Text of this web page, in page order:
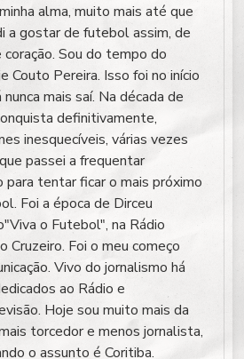
alma, muito mais até que
a gostar de futebol assim, de
Sou do tempo do
Couto Pereira. Isso foi no início
mais saí. Na década de
definitivamente,
inesquecíveis, várias vezes
passei a frequentar
para tentar ficar o mais próximo
Foi a época de Dirceu
o Futebol", na Rádio
Cruzeiro. Foi o meu começo
Vivo do jornalismo há
ao Rádio e
Hoje sou muito mais da
torcedor e menos jornalista,
o assunto é Coritiba.